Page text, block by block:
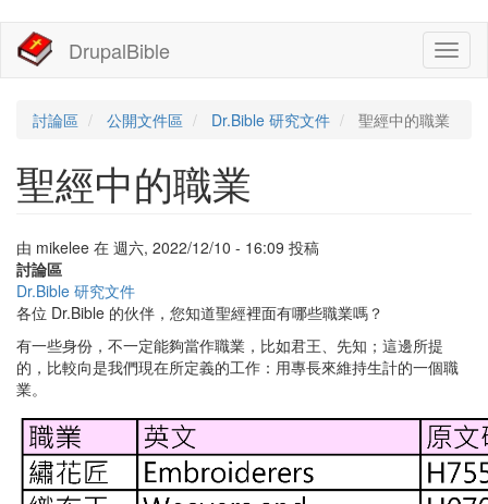
主
DrupalBible
討論區 公開文件區 Dr.Bible 研究文件 聖經中的職業
聖經中的職業
由 mikelee 在 週六, 2022/12/10 - 16:09 投稿
討論區
Dr.Bible 研究文件
各位 Dr.Bible 的伙伴，您知道聖經裡面有哪些職業嗎？
有一些身份，不一定能夠當作職業，比如君王、先知；這邊所提
的，比較向是我們現在所定義的工作：用專長來維持生計的一個職
業。